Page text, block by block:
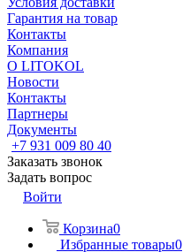
Гарантия на товар
Контакты
Компания
О LITOKOL
Новости
Контакты
Партнеры
Документы
+7 931 009 80 40
Заказать звонок
Задать вопрос
Войти
Корзина0
Избранные товары0